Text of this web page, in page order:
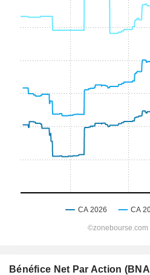
Bénéfice Net Par Action